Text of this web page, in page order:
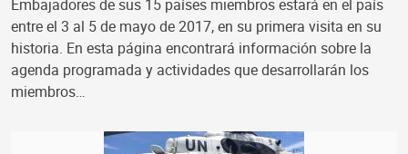
Embajadores de sus 15 países miembros estará en el país
entre el 3 al 5 de mayo de 2017, en su primera visita en su
historia. En esta página encontrará información sobre la
agenda programada y actividades que desarrollarán los
miembros…